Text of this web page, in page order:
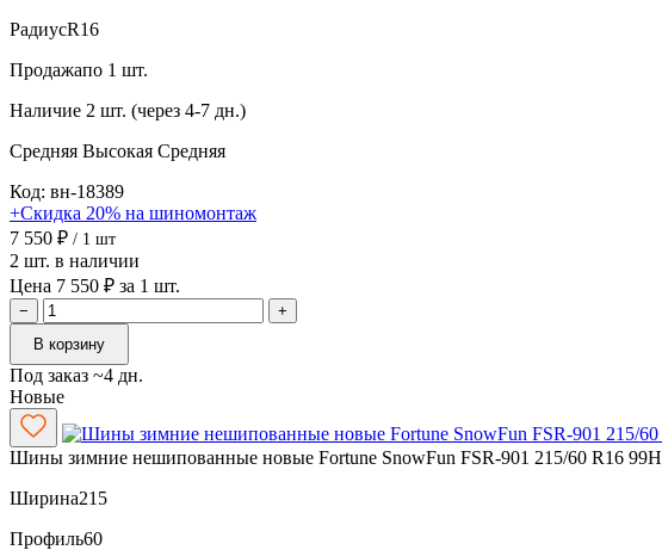
РадиусR16
Продажапо 1 шт.
Наличие 2 шт. (через 4-7 дн.)
Средняя Высокая Средняя
Код: вн-18389
+Скидка 20% на шиномонтаж
7 550 ₽ / 1 шт
2 шт. в наличии
Цена 7 550 ₽ за 1 шт.
−
+
В корзину
Под заказ ~4 дн.
Новые
Шины зимние нешипованные новые Fortune SnowFun FSR-901 215/60 R16 99H
Ширина215
Профиль60